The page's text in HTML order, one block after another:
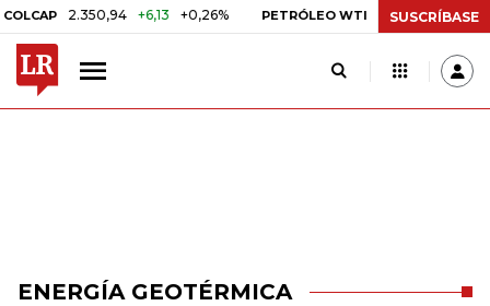
2.350,94 +6,13 +0,26% PETRÓLEO WTI US$ 78,01 US$ 2,92
SUSCRÍBASE
ENERGÍA GEOTÉRMICA